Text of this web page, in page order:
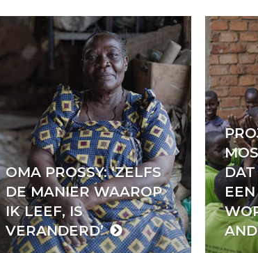
OMA PROSSY: ‘ZELFS
DE MANIER WAAROP
IK LEEF, IS
VERANDERD’